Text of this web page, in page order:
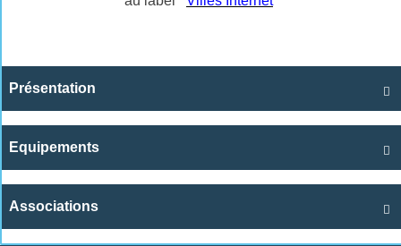

Présentation

Equipements

Associations